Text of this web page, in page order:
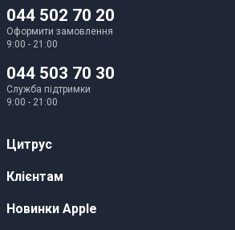
044 502 70 20
Оформити замовлення
9:00 - 21:00
044 503 70 30
Служба підтримки
9:00 - 21:00
Цитрус
Кар’єра
Клієнтам
Публічні оферти
Новинки Apple